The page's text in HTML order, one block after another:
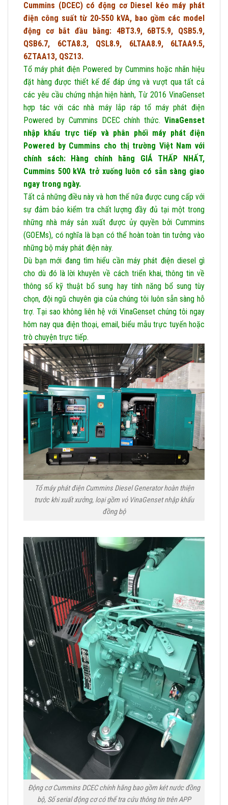
Cummins (DCEC) có động cơ Diesel kéo máy phát
điện công suất từ 20-550 kVA, bao gồm các model
động cơ bắt đầu bằng: 4BT3.9, 6BT5.9, QSB5.9,
QSB6.7, 6CTA8.3, QSL8.9, 6LTAA8.9, 6LTAA9.5,
6ZTAA13, QSZ13.
Tổ máy phát điện Powered by Cummins hoặc nhãn hiệu
đặt hàng được thiết kế để đáp ứng và vượt qua tất cả
các yêu cầu chứng nhận hiện hành, Từ 2016 VinaGenset
hợp tác với các nhà máy lắp ráp tổ máy phát điện
Powered by Cummins DCEC chính thức. VinaGenset
nhập khẩu trực tiếp và phân phối máy phát điện
Powered by Cummins cho thị trường Việt Nam với
chính sách: Hàng chính hãng GIÁ THẤP NHẤT,
Cummins 500 kVA trở xuống luôn có sẵn sàng giao
ngay trong ngày.
Tất cả những điều này và hơn thế nữa được cung cấp với
sự đảm bảo kiểm tra chất lượng đầy đủ tại một trong
những nhà máy sản xuất được ủy quyền bởi Cummins
(GOEMs), có nghĩa là bạn có thể hoàn toàn tin tưởng vào
những bộ máy phát điện này.
Dù bạn mới đang tìm hiểu cần máy phát điện diesel gì
cho dù đó là lời khuyên về cách triển khai, thông tin về
thông số kỹ thuật bổ sung hay tính năng bổ sung tùy
chọn, đội ngũ chuyên gia của chúng tôi luôn sẵn sàng hỗ
trợ. Tại sao không liên hệ với VinaGenset chúng tôi ngay
hôm nay qua điện thoại, email, biểu mẫu trực tuyến hoặc
trò chuyện trực tiếp.
Tổ máy phát điện Cummins Diesel Generator hoàn thiện
trước khi xuất xưởng, loại gồm vỏ VinaGenset nhập khẩu
đồng bộ
Động cơ Cummins DCEC chính hãng bao gồm két nước đồng
bộ, Số serial động cơ có thể tra cứu thông tin trên APP